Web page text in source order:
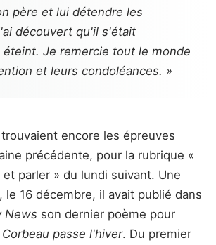
père et lui détendre les
découvert qu'il s'était
éteint. Je remercie tout le monde
et leurs condoléances. »
encore les épreuves
précédente, pour la rubrique «
et parler » du lundi suivant. Une
le 16 décembre, il avait publié dans
News son dernier poème pour
passe l'hiver. Du premier